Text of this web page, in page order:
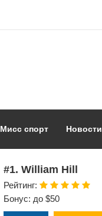
Мисс спорт Новости
#1. William Hill
Рейтинг:
Бонус: до $50